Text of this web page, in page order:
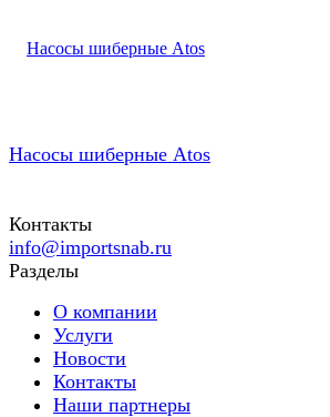
Насосы шиберные Atos
Контакты
info@importsnab.ru
Разделы
О компании
Услуги
Новости
Контакты
Наши партнеры